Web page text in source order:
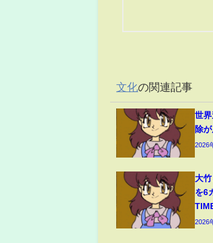
文化の関連記事
世
除
2026
大
を6
2026